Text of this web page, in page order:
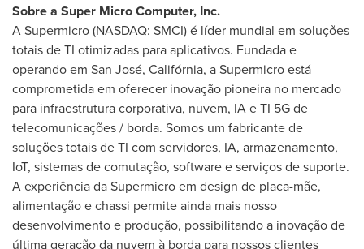
Sobre a Super Micro Computer, Inc.
A Supermicro (NASDAQ: SMCI) é líder mundial em soluções
totais de TI otimizadas para aplicativos. Fundada e
operando em San José, Califórnia, a Supermicro está
comprometida em oferecer inovação pioneira no mercado
para infraestrutura corporativa, nuvem, IA e TI 5G de
telecomunicações / borda. Somos um fabricante de
soluções totais de TI com servidores, IA, armazenamento,
IoT, sistemas de comutação, software e serviços de suporte.
A experiência da Supermicro em design de placa-mãe,
alimentação e chassi permite ainda mais nosso
desenvolvimento e produção, possibilitando a inovação de
última geração da nuvem à borda para nossos clientes